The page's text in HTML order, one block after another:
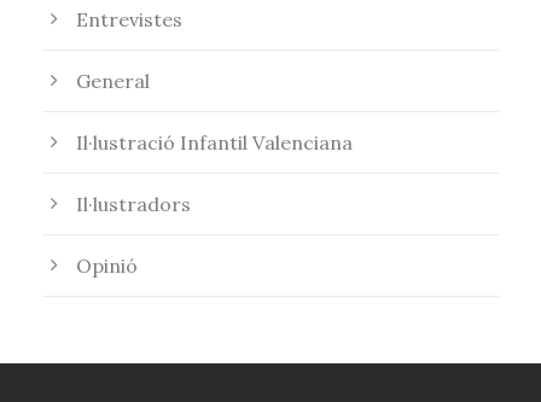
Entrevistes
General
Il·lustració Infantil Valenciana
Il·lustradors
Opinió